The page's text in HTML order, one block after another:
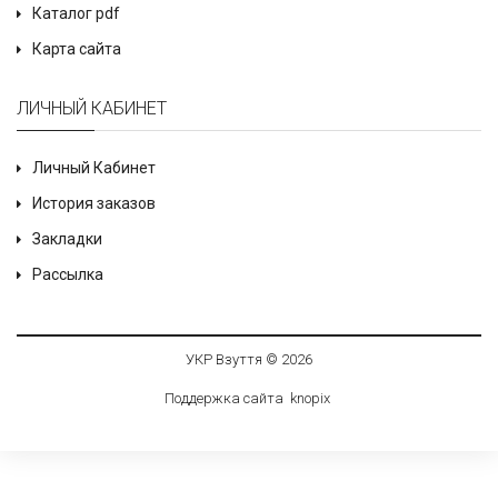
Каталог pdf
Карта сайта
ЛИЧНЫЙ КАБИНЕТ
Личный Кабинет
История заказов
Закладки
Рассылка
УКР Взуття © 2026
Поддержка сайта knopix